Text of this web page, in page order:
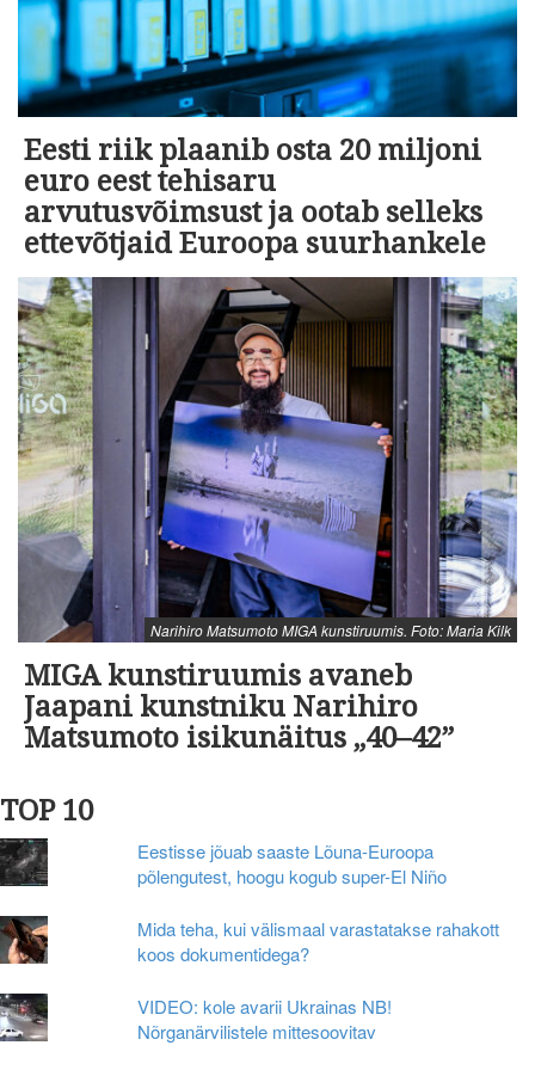
Eesti riik plaanib osta 20 miljoni
euro eest tehisaru
arvutusvõimsust ja ootab selleks
ettevõtjaid Euroopa suurhankele
Narihiro Matsumoto MIGA kunstiruumis. Foto: Maria Kilk
MIGA kunstiruumis avaneb
Jaapani kunstniku Narihiro
Matsumoto isikunäitus „40–42”
TOP 10
Eestisse jõuab saaste Lõuna-Euroopa
põlengutest, hoogu kogub super-El Niño
Mida teha, kui välismaal varastatakse rahakott
koos dokumentidega?
VIDEO: kole avarii Ukrainas NB!
Nõrganärvilistele mittesoovitav